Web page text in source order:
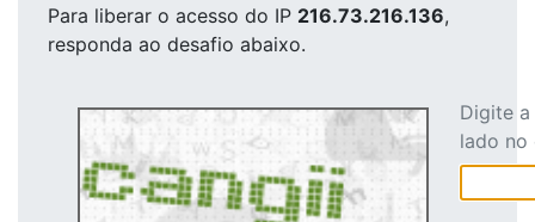
Para liberar o acesso do IP 216.73.216.136,
responda ao desafio abaixo.
Digite
lado no